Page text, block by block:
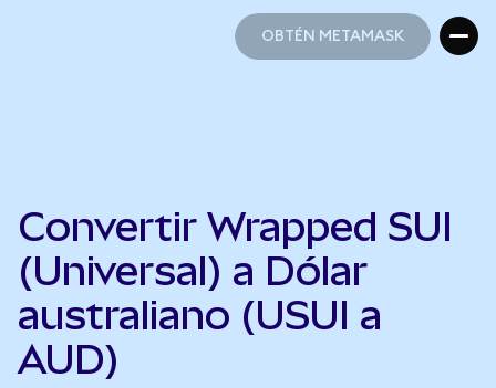
OBTÉN METAMASK
Convertir Wrapped SUI
(Universal) a Dólar
australiano (USUI a
AUD)